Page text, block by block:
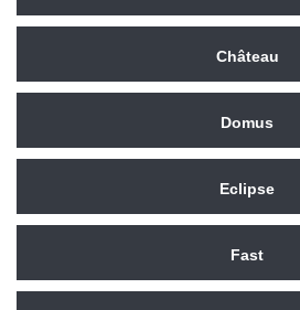
Château
Domus
Eclipse
Fast